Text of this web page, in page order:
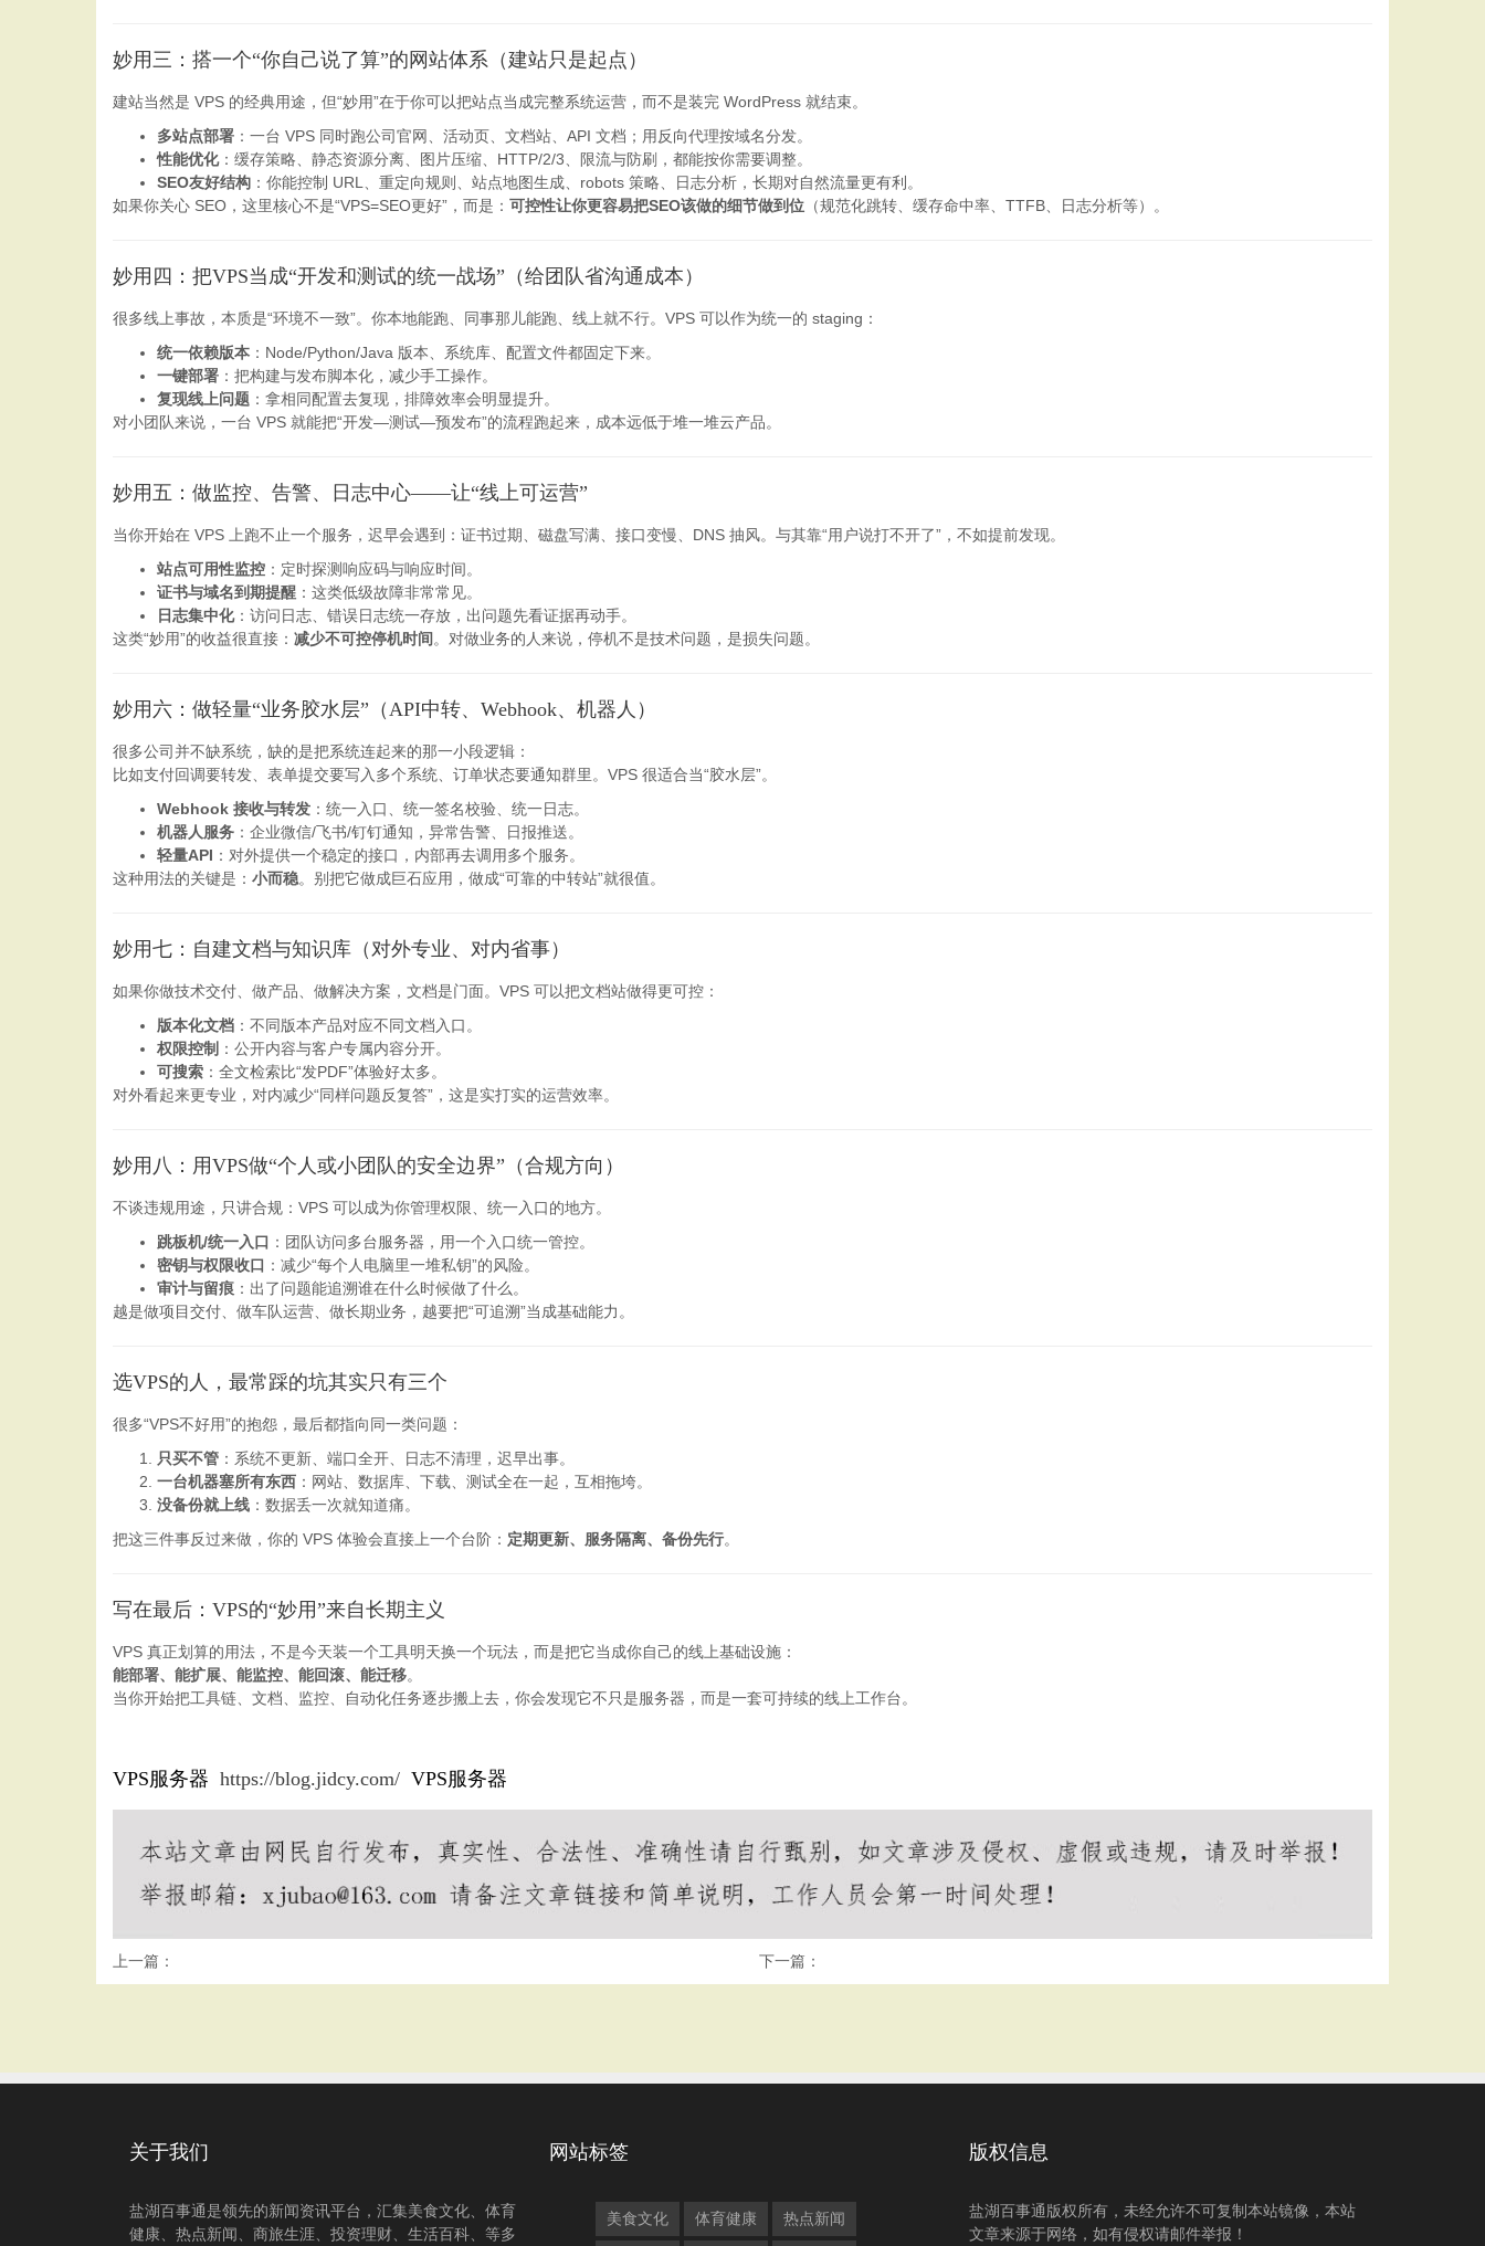
妙用三：搭一个“你自己说了算”的网站体系（建站只是起点）
建站当然是 VPS 的经典用途，但“妙用”在于你可以把站点当成完整系统运营，而不是装完 WordPress 就结束。
多站点部署 ：一台 VPS 同时跑公司官网、活动页、文档站、API 文档；用反向代理按域名分发。
性能优化：缓存策略、静态资源分离、图片压缩、HTTP/2/3、限流与防刷，都能按你需要调整。
SEO友好结构 ：你能控制 URL、重定向规则、站点地图生成、robots 策略、日志分析，长期对自然流量更有利。
如果你关心 SEO，这里核心不是“VPS=SEO更好”，而是： 可控性让你更容易把SEO该做的细节做到位 （规范化跳转、缓存命中率、TTFB、日志分析等）。
妙用四：把VPS当成“开发和测试的统一战场”（给团队省沟通成本）
很多线上事故，本质是“环境不一致”。你本地能跑、同事那儿能跑、线上就不行。VPS 可以作为统一的 staging：
统一依赖版本 ：Node/Python/Java 版本、系统库、配置文件都固定下来。
一键部署 ：把构建与发布脚本化，减少手工操作。
复现线上问题 ：拿相同配置去复现，排障效率会明显提升。
对小团队来说，一台 VPS 就能把“开发—测试—预发布”的流程跑起来，成本远低于堆一堆云产品。
妙用五：做监控、告警、日志中心——让“线上可运营”
当你开始在 VPS 上跑不止一个服务，迟早会遇到：证书过期、磁盘写满、接口变慢、DNS 抽风。与其靠“用户说打不开了”，不如提前发现。
站点可用性监控 ：定时探测响应码与响应时间。
证书与域名到期提醒 ：这类低级故障非常常见。
日志集中化：访问日志、错误日志统一存放，出问题先看证据再动手。
这类“妙用”的收益很直接： 减少不可控停机时间 。对做业务的人来说，停机不是技术问题，是损失问题。
妙用六：做轻量“业务胶水层”（API中转、Webhook、机器人）
很多公司并不缺系统，缺的是把系统连起来的那一小段逻辑：
比如支付回调要转发、表单提交要写入多个系统、订单状态要通知群里。VPS 很适合当“胶水层”。
Webhook 接收与转发 ：统一入口、统一签名校验、统一日志。
机器人服务 ：企业微信/飞书/钉钉通知，异常告警、日报推送。
轻量API ：对外提供一个稳定的接口，内部再去调用多个服务。
这种用法的关键是： 小而稳。别把它做成巨石应用，做成“可靠的中转站”就很值。
妙用七：自建文档与知识库（对外专业、对内省事）
如果你做技术交付、做产品、做解决方案，文档是门面。VPS 可以把文档站做得更可控：
版本化文档 ：不同版本产品对应不同文档入口。
权限控制 ：公开内容与客户专属内容分开。
可搜索 ：全文检索比“发PDF”体验好太多。
对外看起来更专业，对内减少“同样问题反复答”，这是实打实的运营效率。
妙用八：用VPS做“个人或小团队的安全边界”（合规方向）
不谈违规用途，只讲合规：VPS 可以成为你管理权限、统一入口的地方。
跳板机/统一入口 ：团队访问多台服务器，用一个入口统一管控。
密钥与权限收口 ：减少“每个人电脑里一堆私钥”的风险。
审计与留痕 ：出了问题能追溯谁在什么时候做了什么。
越是做项目交付、做车队运营、做长期业务，越要把“可追溯”当成基础能力。
选VPS的人，最常踩的坑其实只有三个
很多“VPS不好用”的抱怨，最后都指向同一类问题：
只买不管 ：系统不更新、端口全开、日志不清理，迟早出事。
一台机器塞所有东西 ：网站、数据库、下载、测试全在一起，互相拖垮。
没备份就上线 ：数据丢一次就知道痛。
把这三件事反过来做，你的 VPS 体验会直接上一个台阶： 定期更新、服务隔离、备份先行。
写在最后：VPS的“妙用”来自长期主义
VPS 真正划算的用法，不是今天装一个工具明天换一个玩法，而是把它当成你自己的线上基础设施：
能部署、能扩展、能监控、能回滚、能迁移。
当你开始把工具链、文档、监控、自动化任务逐步搬上去，你会发现它不只是服务器，而是一套可持续的线上工作台。
VPS服务器 https://blog.jidcy.com/ VPS服务器
上一篇： 下一篇：
关于我们
盐湖百事通是领先的新闻资讯平台，汇集美食文化、体育
健康、热点新闻、商旅生涯、投资理财、生活百科、等多
网站标签
美食文化 体育健康 热点新闻
版权信息
盐湖百事通版权所有，未经允许不可复制本站镜像，本站
文章来源于网络，如有侵权请邮件举报！